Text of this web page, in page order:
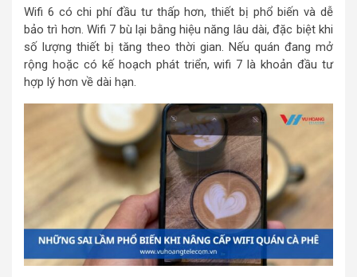
Wifi 6 có chi phí đầu tư thấp hơn, thiết bị phổ biến và dễ
bảo trì hơn. Wifi 7 bù lại bằng hiệu năng lâu dài, đặc biệt khi
số lượng thiết bị tăng theo thời gian. Nếu quán đang mở
rộng hoặc có kế hoạch phát triển, wifi 7 là khoản đầu tư
hợp lý hơn về dài hạn.